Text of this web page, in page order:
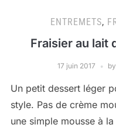
ENTREMETS,
Fraisier au lait
17 juin 2017 by
Un petit dessert léger
style. Pas de crème
une simple mousse à